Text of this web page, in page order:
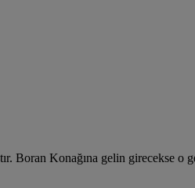
Boran Konağına gelin girecekse o